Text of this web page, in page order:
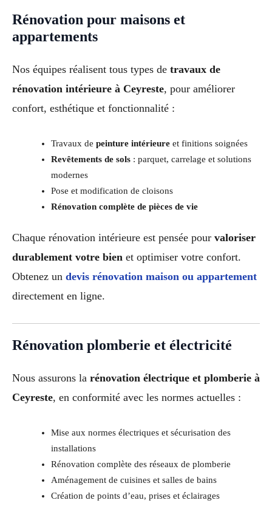
Rénovation pour maisons et
appartements
Nos équipes réalisent tous types de travaux de
rénovation intérieure à Ceyreste, pour améliorer
confort, esthétique et fonctionnalité :
Travaux de peinture intérieureet finitions soignées
Revêtements de sols: parquet, carrelage et solutions
modernes
Pose et modification de cloisons
Rénovation complète de pièces de vie
Chaque rénovation intérieure est pensée pour valoriser
durablement votre bien et optimiser votre confort.
Obtenez un devis rénovation maison ou appartement
directement en ligne.
Rénovation plomberie et électricité
Nous assurons la rénovation électrique et plomberie à
Ceyreste, en conformité avec les normes actuelles :
Mise aux normes électriques et sécurisation des
installations
Rénovation complète des réseaux de plomberie
Aménagement de cuisines et salles de bains
Création de points d’eau, prises et éclairages